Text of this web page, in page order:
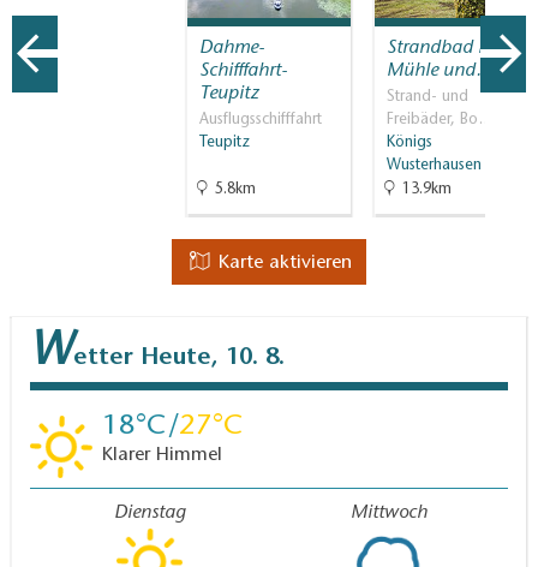
Dahme-
Schifffahrt-
Teupitz
Ausflugsschifffahrt
Teupitz
5.8km
Strandbad Neue
Mühle und…
Strand- und
Freibäder, Bo…
Königs
Wusterhausen
13.9km
Karte aktivieren
Wetter Heute, 10. 8.
18 27
Klarer Himmel
Dienstag Mittwoch